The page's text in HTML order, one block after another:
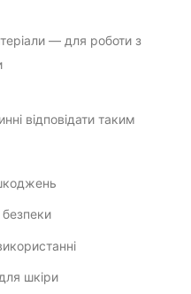
— для роботи з
відповідати таким
безпеки
для шкіри